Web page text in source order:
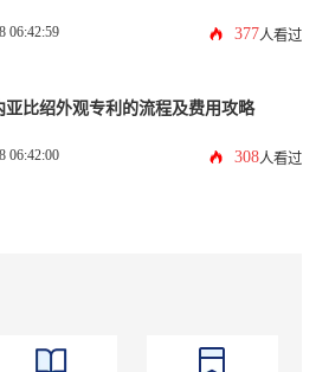
06:42:59 377人看过
亚比绍外观专利的流程及费用攻略
06:42:00 308人看过